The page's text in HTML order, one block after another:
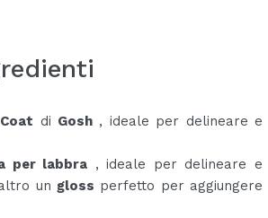
di Gosh , ideale per delineare e
per labbra , ideale per delineare e
un gloss perfetto per aggiungere